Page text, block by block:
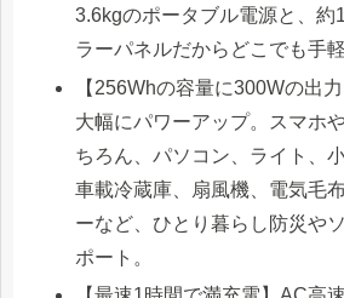
3.6kgのポータブル電源と、約
ラーパネルだからどこでも手
【256Whの容量に300Wの出
大幅にパワーアップ。スマホ
ちろん、パソコン、ライト、
車載冷蔵庫、扇風機、電気毛
ーなど、ひとり暮らし防災や
ポート。